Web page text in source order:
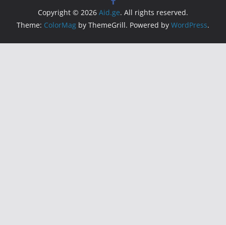
Copyright © 2026 Aid.ge. All rights reserved.
Theme: ColorMag by ThemeGrill. Powered by WordPress.